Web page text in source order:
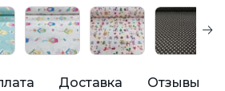
Доставка Отзывы